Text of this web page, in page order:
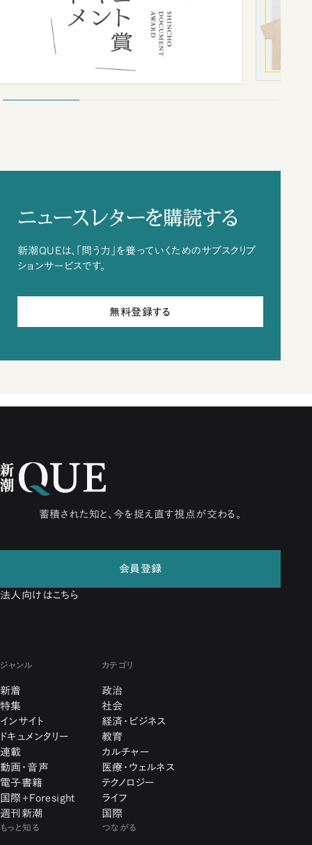
ニュースレターを購読する
新潮QUEは、「問う力」を養っていくためのサブスクリプ
ションサービスです。
無料登録する
蓄積された知と、今を捉え直す視点が交わる。
会員登録
法人向けはこちら
ジャンル
新着
特集
インサイト
ドキュメンタリー
連載
動画・音声
電子書籍
国際+Foresight
週刊新潮
カテゴリ
政治
社会
経済・ビジネス
教育
カルチャー
医療・ウェルネス
テクノロジー
ライフ
国際
もっと知る つながる